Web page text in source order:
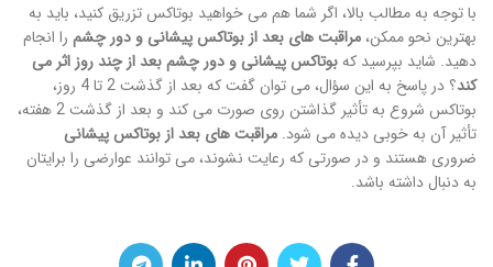
با توجه به مطالب بالا، اگر شما هم می خواهید بوتاکس تزریق کنید، باید به
بهترین نحو ممکن، مراقبت های بعد از بوتاکس پیشانی و دور چشم را انجام
دهید. شاید بپرسید کهبوتاکس پیشانی و دور چشم بعد از چند روز اثر می
کند
؟ در پاسخ به این سؤال، می توان گفت که بعد از گذشت 2 تا 4 روز،
بوتاکس شروع به تأثیر گذاشتن روی صورت می کند و بعد از گذشت 2 هفته،
تأثیر آن به خوبی دیده می شود. مراقبت های بعد از بوتاکس پیشانی
ضروری هستند و در صورتی که رعایت نشوند، می توانند عوارضی را برایتان
به دنبال داشته باشد.